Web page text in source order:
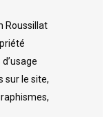
Roussillat
sur le site,